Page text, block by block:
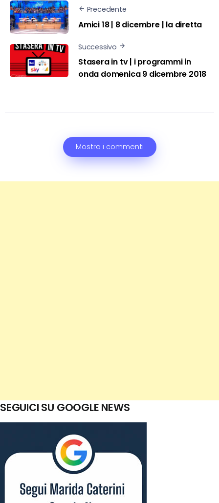
Precedente
Amici 18 | 8 dicembre | la diretta
Successivo
Stasera in tv | i programmi in
onda domenica 9 dicembre 2018
Mostra i commenti
SEGUICI SU GOOGLE NEWS